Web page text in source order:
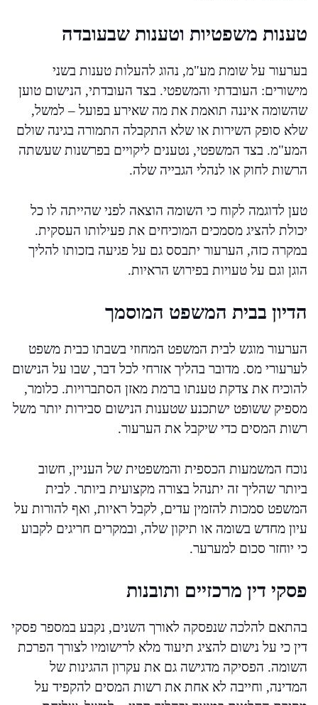
טענות משפטיות וטענות שבעובדה
בערעור על שומת מע"מ, נהוג להעלות טענות בשני
מישורים: העובדתי והמשפטי. בצד העובדתי, הנישום טוען
שהשומה איננה תואמת את מה שאירע בפועל – למשל,
שלא סופק השירות או שלא התקבלה התמורה בגינה שולם
המע"מ. בצד המשפטי, נטענים ליקויים בפרשנות שעשתה
הרשות לחוק או לנהלי הגבייה שלה.
טען לדוגמה לקוח כי השומה הוצאה לפני שהייתה לו כל
יכולת להציג מסמכים המוכיחים את פעילותו העסקית.
במקרה כזה, הערעור יתבסס גם על פגיעה בזכותו להליך
הוגן וגם על טעויות בפירוש הראיות.
הדיון בבית המשפט המוסמך
הערעור מוגש לבית המשפט המחוזי בשבתו כבית משפט
לערעורי מס. מדובר בהליך אזרחי לכל דבר, שבו על הנישום
להוכיח את צדקת טענתו ברמת מאזן הסתברויות. כלומר,
מספיק ששופט ישתכנע שטענות הנישום סבירות יותר משל
רשות המסים כדי שיקבל את הערעור.
נוכח המשמעות הכספית והמשפטית של העניין, חשוב
ביותר שהליך זה יתנהל בצורה מקצועית ביותר. לבית
המשפט סמכות להזמין עדים, לקבל ראיות, ואף להורות על
עיון מחדש בשומה או תיקון שלה, ובמקרים חריגים לקבוע
כי יוחזר סכום למערער.
פסקי דין מרכזיים ותובנות
בהתאם להלכה שנפסקה לאורך השנים, נקבע במספר פסקי
דין כי על נישום להציג תיעוד מלא לרישומיו לצורך הפרכת
השומה. הפסיקה מדגישה גם את עקרון ההגינות של
המדינה, וחייבה לא אחת את רשות המסים להקפיד על